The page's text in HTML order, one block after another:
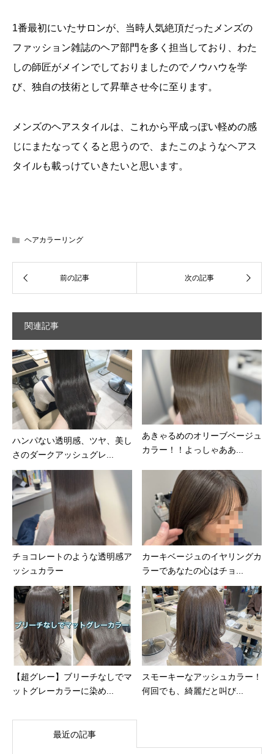
1番最初にいたサロンが、当時人気絶頂だったメンズの
ファッション雑誌のヘア部門を多く担当しており、わた
しの師匠がメインでしておりましたのでノウハウを学
び、独自の技術として昇華させ今に至ります。
メンズのヘアスタイルは、これから平成っぽい軽めの感
じにまたなってくると思うので、またこのようなヘアス
タイルも載っけていきたいと思います。
ヘアカラーリング
関連記事
ハンパない透明感、ツヤ、美し
さのダークアッシュグレ...
あきゃるめのオリーブベージュ
カラー！！よっしゃああ...
チョコレートのような透明感ア
ッシュカラー
カーキベージュのイヤリングカ
ラーであなたの心はチョ...
【超グレー】ブリーチなしでマ
ットグレーカラーに染め...
スモーキーなアッシュカラー！
何回でも、綺麗だと叫び...
最近の記事